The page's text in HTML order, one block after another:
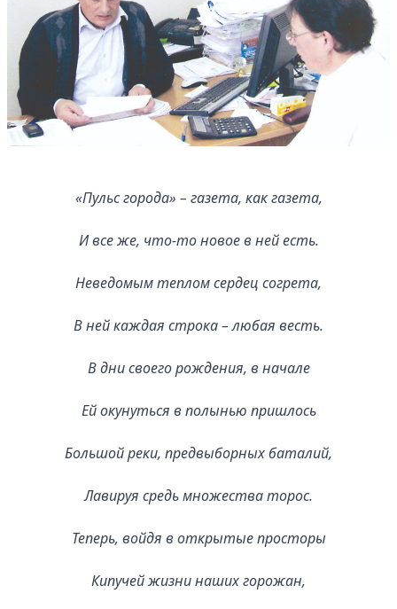
«Пульс города» – газета, как газета,
И все же, что-то новое в ней есть.
Неведомым теплом сердец согрета,
В ней каждая строка – любая весть.
В дни своего рождения, в начале
Ей окунуться в полынью пришлось
Большой реки, предвыборных баталий,
Лавируя средь множества торос.
Теперь, войдя в открытые просторы
Кипучей жизни наших горожан,